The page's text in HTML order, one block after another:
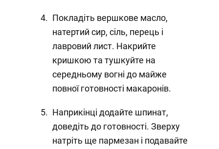
Покладіть вершкове масло,
натертий сир, сіль, перець і
лавровий лист. Накрийте
кришкою та тушкуйте на
середньому вогні до майже
повної готовності макаронів.
Наприкінці додайте шпинат,
доведіть до готовності. Зверху
натріть ще пармезан і подавайте